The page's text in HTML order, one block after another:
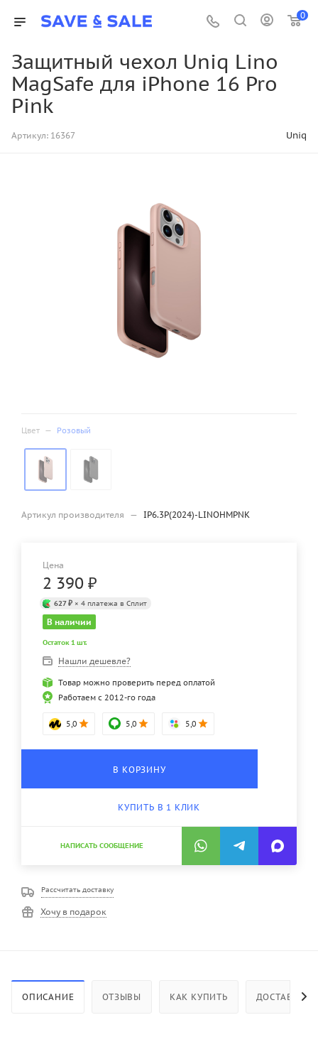
0
Защитный чехол Uniq Lino
MagSafe для iPhone 16 Pro
Pink
Артикул: 16367 Uniq
Цвет — Розовый
Артикул производителя — IP6.3P(2024)-LINOHMPNK
Цена
2 390 ₽
627 ₽ × 4 платежа в Сплит
В наличии
Остаток 1 шт.
Нашли дешевле?
Товар можно проверить перед оплатой
Работаем с 2012-го года
5,0 5,0 5,0
В КОРЗИНУ
КУПИТЬ В 1 КЛИК
НАПИСАТЬ СООБЩЕНИЕ
Рассчитать доставку
Хочу в подарок
ОПИСАНИЕ ОТЗЫВЫ КАК КУПИТЬ ДОСТАВКА